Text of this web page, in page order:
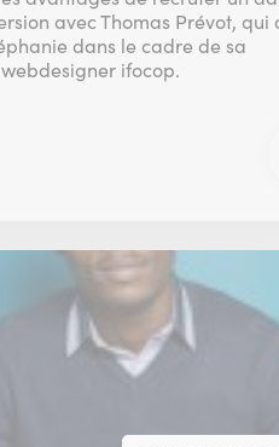
avec Thomas Prévot, qui
dans le cadre de sa
ifocop.